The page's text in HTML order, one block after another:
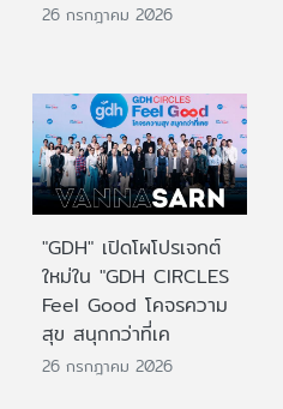
26 กรกฎาคม 2026
"GDH" เปิดโผโปรเจกต์
ใหม่ใน "GDH CIRCLES
Feel Good โคจรความ
สุข สนุกกว่าที่เค
26 กรกฎาคม 2026